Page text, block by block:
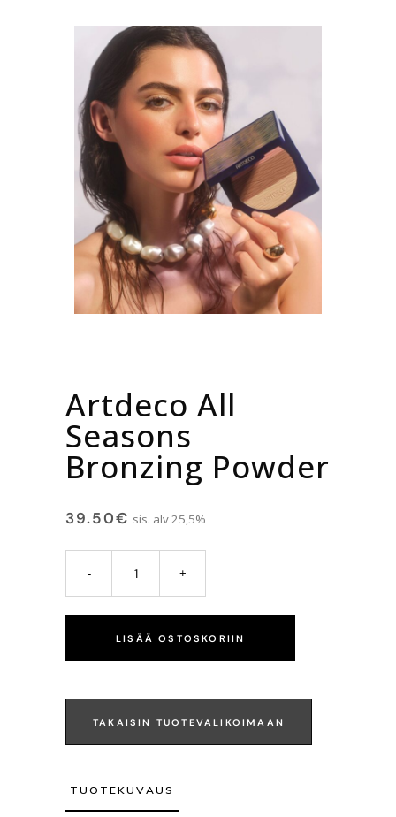
Artdeco All
Seasons
Bronzing Powder
39.50€ sis. alv 25,5%
LISÄÄ OSTOSKORIIN
TAKAISIN TUOTEVALIKOIMAAN
TUOTEKUVAUS